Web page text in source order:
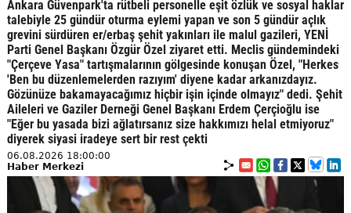
Ankara Güvenpark'ta rütbeli personelle eşit özlük ve sosyal haklar
talebiyle 25 gündür oturma eylemi yapan ve son 5 gündür açlık
grevini sürdüren er/erbaş şehit yakınları ile malul gazileri, YENİ
Parti Genel Başkanı Özgür Özel ziyaret etti. Meclis gündemindeki
"Çerçeve Yasa" tartışmalarının gölgesinde konuşan Özel, "Herkes
'Ben bu düzenlemelerden razıyım' diyene kadar arkanızdayız.
Gözünüze bakamayacağımız hiçbir işin içinde olmayız" dedi. Şehit
Aileleri ve Gaziler Derneği Genel Başkanı Erdem Çerçioğlu ise
"Eğer bu yasada bizi ağlatırsanız size hakkımızı helal etmiyoruz"
diyerek siyasi iradeye sert bir rest çekti
06.08.2026 18:00:00
Haber Merkezi